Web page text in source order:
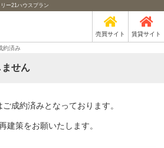
ー21ハウスプラン
売買サイト 賃貸サイト
約済み
せん
成約済みとなっております。
建策をお願いたします。